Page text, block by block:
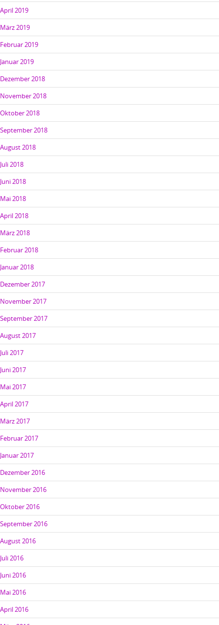
April 2019
März 2019
Februar 2019
Januar 2019
Dezember 2018
November 2018
Oktober 2018
September 2018
August 2018
Juli 2018
Juni 2018
Mai 2018
April 2018
März 2018
Februar 2018
Januar 2018
Dezember 2017
November 2017
September 2017
August 2017
Juli 2017
Juni 2017
Mai 2017
April 2017
März 2017
Februar 2017
Januar 2017
Dezember 2016
November 2016
Oktober 2016
September 2016
August 2016
Juli 2016
Juni 2016
Mai 2016
April 2016